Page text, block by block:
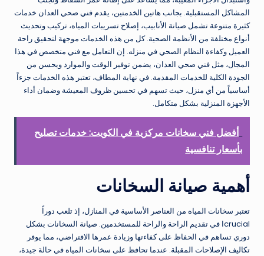
المشاكل المستقبلية. بجانب هاتين الخدمتين، يقدم فني صحي العدان خدمات
كثيرة متنوعة تشمل صيانة الأنابيب، إصلاح تسريبات المياه، تركيب وتحديث
أنواع مختلفة من الأنظمة الصحية. كل من هذه الخدمات موجهة لتحقيق راحة
العميل وكفاءة النظام الصحي في منزله. إن التعامل مع فني متخصص في هذا
المجال، مثل فني صحي العدان، يضمن توفير الوقت والموارد ويحسن من
الجودة الكلية للخدمات المقدمة. في نهاية المطاف، تعتبر هذه الخدمات جزءاً
أساسياً من أي منزل، حيث تسهم في تحسين ظروف المعيشة وضمان أداء
الأجهزة المنزلية بشكل متكامل.
أفضل فني سخانات مركزية في الكويت: خدمات تصليح
بأسعار تنافسية
أهمية صيانة السخانات
تعتبر سخانات المياه من العناصر الأساسية في المنازل، إذ تلعب دوراً
crucialا في تقديم الراحة والراحة للمستخدمين. صيانة السخانات بشكل
دوري تساهم في الحفاظ على كفاءتها وزيادة عمرها الافتراضي، مما يوفر
تكاليف الإصلاحات المقبلة. عندما تحافظ على سخانات المياه في حالة جيدة،